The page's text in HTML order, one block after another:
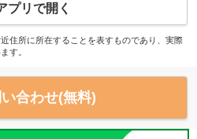
プリで開く
住所に所在することを表すものであり、実際
す。
合わせ(無料)